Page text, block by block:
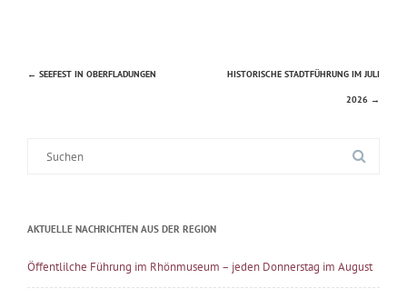
Beitragsnavigation
← SEEFEST IN OBERFLADUNGEN HISTORISCHE STADTFÜHRUNG IM JULI
2026 →
AKTUELLE NACHRICHTEN AUS DER REGION
Öffentlilche Führung im Rhönmuseum – jeden Donnerstag im August